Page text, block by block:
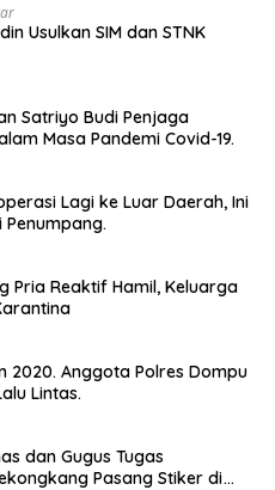
Usulkan SIM dan STNK
Satriyo Budi Penjaga
Masa Pandemi Covid-19.
Lagi ke Luar Daerah, Ini
Pria Reaktif Hamil, Keluarga
2020. Anggota Polres Dompu
Lintas.
dan Gugus Tugas
Pasang Stiker di